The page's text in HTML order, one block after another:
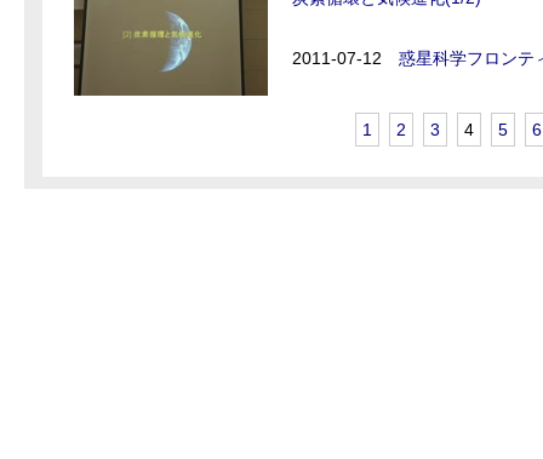
2011-07-12 惑星科学フロンテ
1 2 3 4 5 6